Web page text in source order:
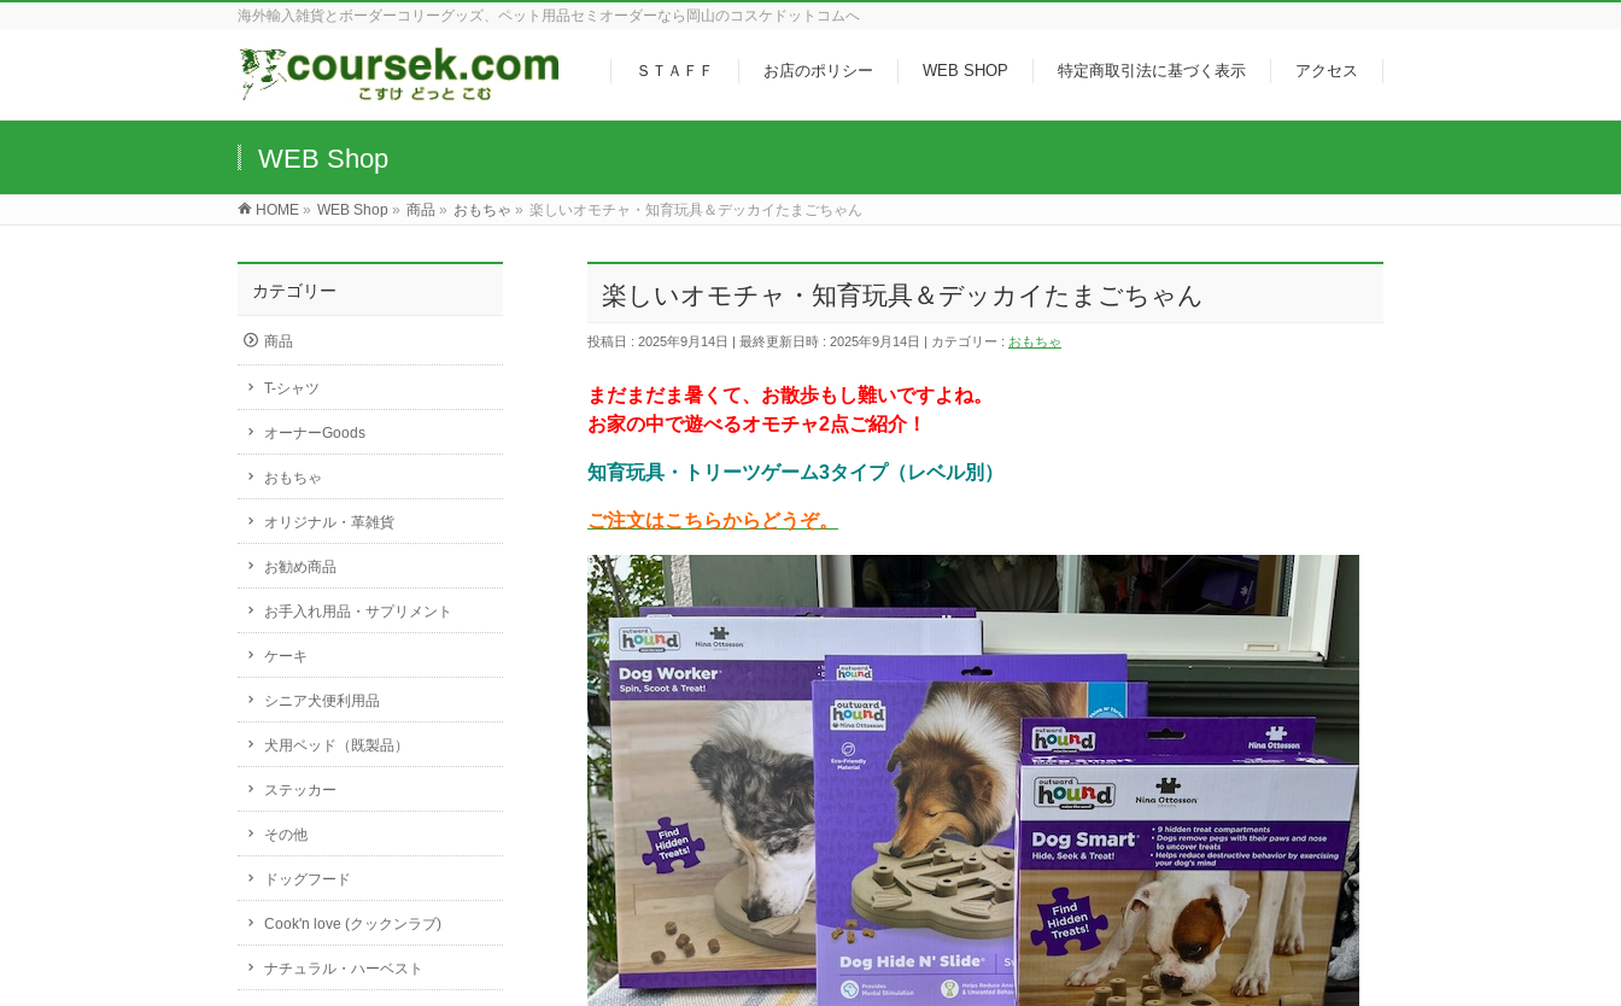
海外輸入雑貨とボーダーコリーグッズ、ペット用品セミオーダーなら岡山のコスケドットコムへ
ＳＴＡＦＦ お店のポリシー WEB SHOP 特定商取引法に基づく表示 アクセス
WEB Shop
HOME » WEB Shop » 商品 » おもちゃ » 楽しいオモチャ・知育玩具＆デッカイたまごちゃん
楽しいオモチャ・知育玩具＆デッカイたまごちゃん
投稿日 : 2025年9月14日 最終更新日時 : 2025年9月14日 カテゴリー : おもちゃ
まだまだま暑くて、お散歩もし難いですよね。
お家の中で遊べるオモチャ2点ご紹介！
知育玩具・トリーツゲーム3タイプ（レベル別）
ご注文はこちらからどうぞ。
カテゴリー
商品
T-シャツ
オーナーGoods
おもちゃ
オリジナル・革雑貨
お勧め商品
お手入れ用品・サプリメント
ケーキ
シニア犬便利用品
犬用ベッド（既製品）
ステッカー
その他
ドッグフード
Cook'n love (クックンラブ)
ナチュラル・ハーベスト